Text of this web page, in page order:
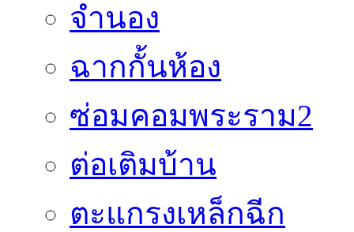
จำนอง
ฉากกั้นห้อง
ซ่อมคอมพระราม2
ต่อเติมบ้าน
ตะแกรงเหล็กฉีก